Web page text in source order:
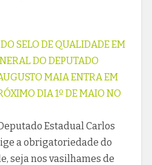
SELO DE QUALIDADE EM
DO DEPUTADO
MAIA ENTRA EM
DIA 1º DE MAIO NO
Estadual Carlos
a obrigatoriedade do
seja nos vasilhames de